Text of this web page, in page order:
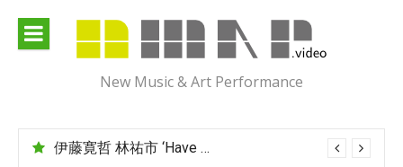
content
New Music & Art Performance
伊藤寛哲 林祐市 ‘Have You Met Ms Jones?’